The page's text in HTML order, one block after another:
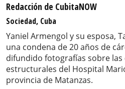
Redacción de CubitaNOW
Sociedad, Cuba
Yaniel Armengol y su esposa,
una condena de 20 años de
difundido fotografías sobre
estructurales del Hospital
provincia de Matanzas.